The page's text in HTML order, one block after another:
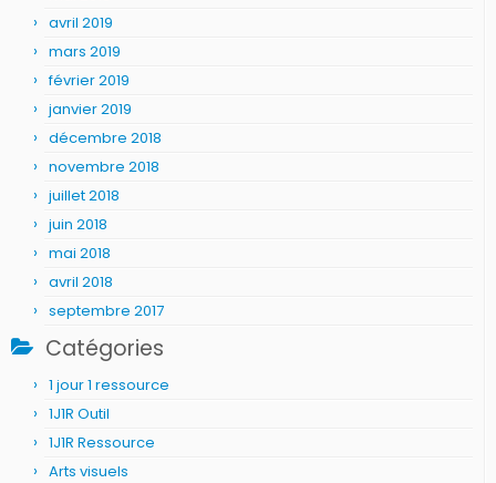
avril 2019
mars 2019
février 2019
janvier 2019
décembre 2018
novembre 2018
juillet 2018
juin 2018
mai 2018
avril 2018
septembre 2017
Catégories
1 jour 1 ressource
1J1R Outil
1J1R Ressource
Arts visuels